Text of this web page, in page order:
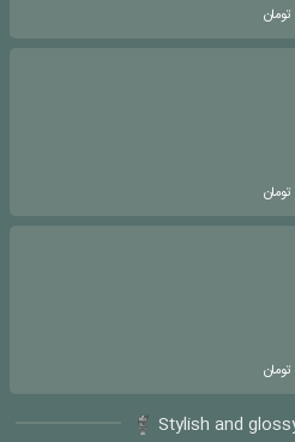
تومان
تومان
تومان